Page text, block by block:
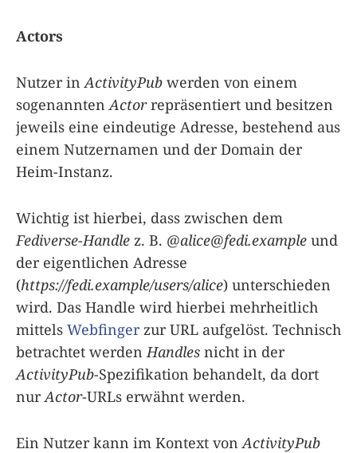
Actors
Nutzer in ActivityPub werden von einem
sogenannten Actorrepräsentiert und besitzen
jeweils eine eindeutige Adresse, bestehend aus
einem Nutzernamen und der Domain der
Heim-Instanz.
Wichtig ist hierbei, dass zwischen dem
Fediverse-Handle z. B. @alice@fedi.example und
der eigentlichen Adresse
(https://fedi.example/users/alice) unterschieden
wird. Das Handle wird hierbei mehrheitlich
mittels Webfingerzur URL aufgelöst. Technisch
betrachtet werden Handles nicht in der
ActivityPub-Spezifikation behandelt, da dort
nurActor-URLs erwähnt werden.
Ein Nutzer kann im Kontext von ActivityPub